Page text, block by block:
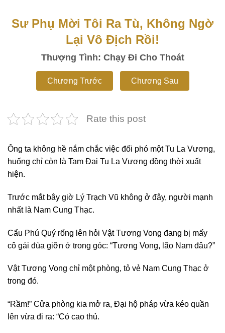
Sư Phụ Mời Tôi Ra Tù, Không Ngờ
Lại Vô Địch Rồi!
Thượng Tình: Chạy Đi Cho Thoát
Chương Trước Chương Sau
Rate this post
Ông ta không hề nắm chắc việc đối phó một Tu La Vương,
huống chỉ còn là Tam Đại Tu La Vương đồng thời xuất
hiện.
Trước mắt bây giờ Lý Trạch Vũ không ở đây, người mạnh
nhất là Nam Cung Thạc.
Cẩu Phú Quý rống lên hỏi Vật Tương Vong đang bị mấy
cô gái đùa giỡn ở trong góc: “Tương Vong, lão Nam đâu?”
Vật Tương Vong chỉ một phòng, tỏ vẻ Nam Cung Thạc ở
trong đó.
“Rầm!” Cửa phòng kia mở ra, Đại hộ pháp vừa kéo quần
lên vừa đi ra: “Có cao thủ.